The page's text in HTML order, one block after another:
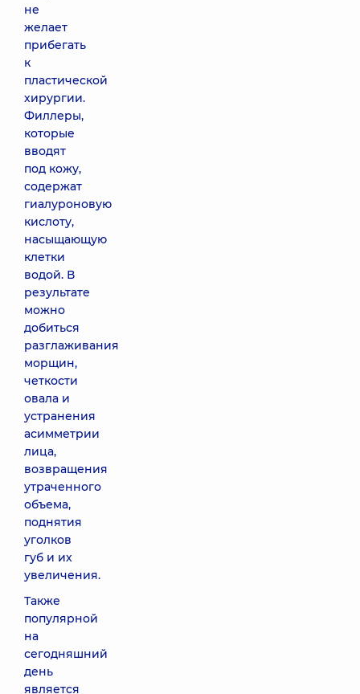
не
желает
прибегать
к
пластической
хирургии.
Филлеры,
которые
вводят
под кожу,
содержат
гиалуроновую
кислоту,
насыщающую
клетки
водой. В
результате
можно
добиться
разглаживания
морщин,
четкости
овала и
устранения
асимметрии
лица,
возвращения
утраченного
объема,
поднятия
уголков
губ и их
увеличения.
Также
популярной
на
сегодняшний
день
является